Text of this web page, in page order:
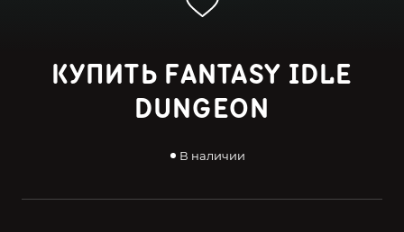
КУПИТЬ FANTASY IDLE
DUNGEON
В наличии